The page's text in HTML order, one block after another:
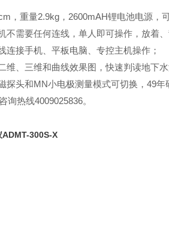
，重量2.9kg ， 2600mAH锂电池电源，
不需要任何连线，单人即可操作，放着
连接手机、平板电脑、专控主机操作；
维、三维和曲线效果图，快速判读地下
探头和MN小电极测量模式可切换，49年
询热线4009025836。
ADMT-300S-X